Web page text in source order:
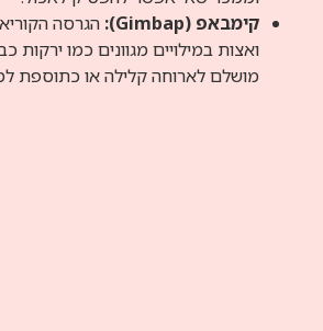
הגרסה הקוריאנית לסושי. רול אורז
מגוונים כמו ירקות כבושים, בשר וביצה.
קלילה או כתוספת למנה חריפה.